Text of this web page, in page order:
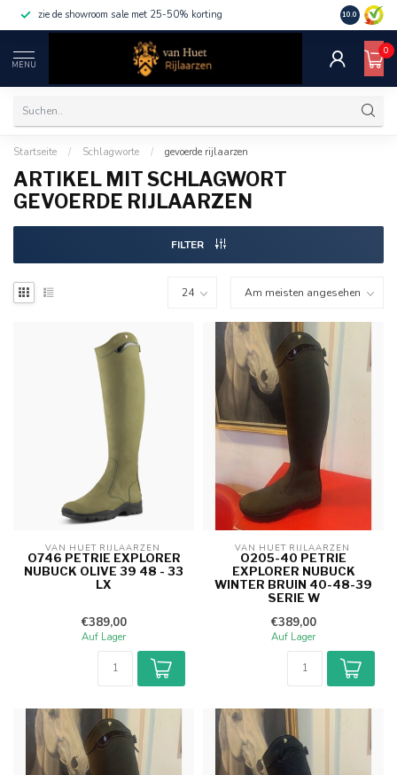
zie de showroom sale met 25-50% korting 10.0
MENU
0
Startseite / Schlagworte / gevoerde rijlaarzen
ARTIKEL MIT SCHLAGWORT
GEVOERDE RIJLAARZEN
FILTER
VAN HUET RIJLAARZEN
O746 PETRIE EXPLORER
NUBUCK OLIVE 39 48 - 33
LX
€389,00
Auf Lager
VAN HUET RIJLAARZEN
O205-40 PETRIE
EXPLORER NUBUCK
WINTER BRUIN 40-48-39
SERIE W
€389,00
Auf Lager